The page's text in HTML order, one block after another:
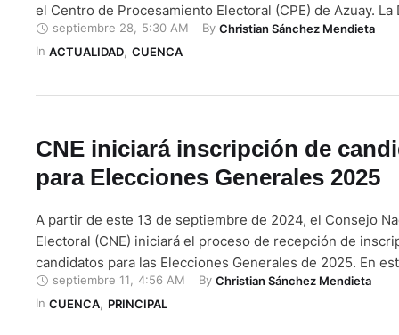
el Centro de Procesamiento Electoral (CPE) de Azuay. La
Consejo Nacional Electoral (CNE) en esta provincia tiene
módulos de apoyo a las organizaciones políticas para que
septiembre 28 5:30 AM By Christian Sánchez Mendieta
In ACTUALIDAD, CUENCA
CNE iniciará inscripción de
para Elecciones Generales 2025
A partir de este 13 de septiembre de 2024, el Consejo
Electoral (CNE) iniciará el proceso de recepción de
candidatos para las Elecciones Generales de 2025. En
electoral se elegirá al nuevo Presidente y Vicepresidente
así como a los asambleístas nacionales, provinciales y del
septiembre 11, 4:56 AM By Christian Sánchez Mendieta
In CUENCA, PRINCIPAL